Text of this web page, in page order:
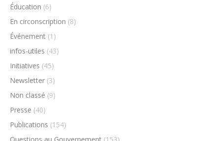
Éducation (6)
En circonscription (8)
Événement (1)
infos-utiles (43)
Initiatives (45)
Newsletter (3)
Non classé (9)
Presse (40)
Publications (154)